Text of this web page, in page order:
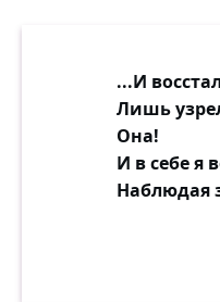
...И
Лишь
Она!
И в себе я
Наблюдая